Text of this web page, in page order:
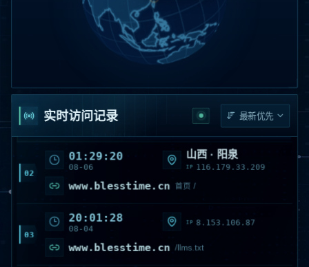
实时访问记录
12:22:10 河北 · 唐山
www.blesstime.cn
02
08-06
01:29:20 山西 · 阳泉
IP 116.179.33.209
www.blesstime.cn 首页 /
03
08-04
20:01:28 8.153.106.87
www.blesstime.cn /llms.txt